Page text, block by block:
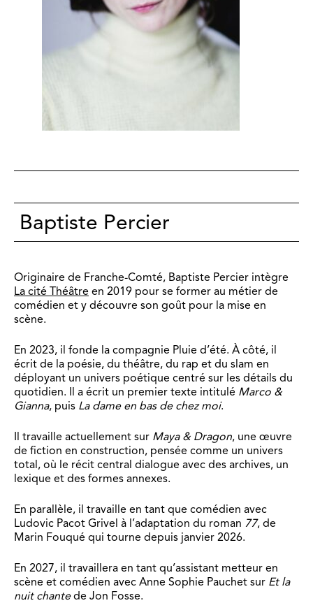
Baptiste Percier
Originaire de Franche-Comté, Baptiste Percier intègre
La cité Théâtre en 2019 pour se former au métier de
comédien et y découvre son goût pour la mise en
scène.
En 2023, il fonde la compagnie Pluie d’été. À côté, il
écrit de la poésie, du théâtre, du rap et du slam en
déployant un univers poétique centré sur les détails du
quotidien. Il a écrit un premier texte intitulé Marco &
Gianna, puis La dame en bas de chez moi.
Il travaille actuellement sur Maya & Dragon, une œuvre
de fiction en construction, pensée comme un univers
total, où le récit central dialogue avec des archives, un
lexique et des formes annexes.
En parallèle, il travaille en tant que comédien avec
Ludovic Pacot Grivel à l’adaptation du roman 77, de
Marin Fouqué qui tourne depuis janvier 2026.
En 2027, il travaillera en tant qu’assistant metteur en
scène et comédien avec Anne Sophie Pauchet sur Et la
nuit chantede Jon Fosse.